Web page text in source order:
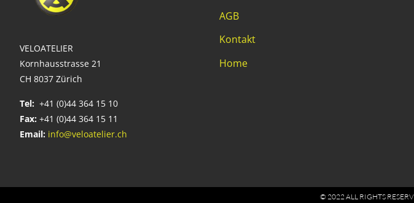
VELOATELIER
Kornhausstrasse 21
CH 8037 Zürich
Tel: +41 (0)44 364 15 10
Fax: +41 (0)44 364 15 11
Email: info@veloatelier.ch
AGB
Kontakt
Home
© 2022 ALL RIGHTS